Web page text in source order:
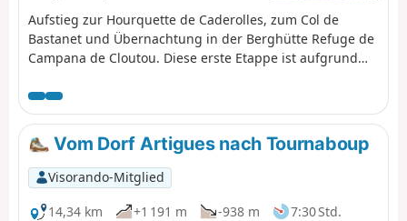
Aufstieg zur Hourquette de Caderolles, zum Col de
Bastanet und Übernachtung in der Berghütte Refuge de
Campana de Cloutou. Diese erste Etappe ist aufgrund
Vom Dorf Artigues nach Tournaboup
Visorando-Mitglied
14,34 km
+1 191 m -938 m
7:30 Std.